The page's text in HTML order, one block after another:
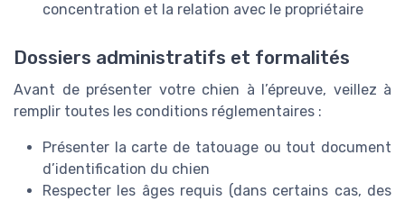
concentration et la relation avec le propriétaire
Dossiers administratifs et formalités
Avant de présenter votre chien à l’épreuve, veillez à
remplir toutes les conditions réglementaires :
Présenter la carte de tatouage ou tout document
d’identification du chien
Respecter les âges requis (dans certains cas, des